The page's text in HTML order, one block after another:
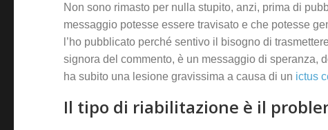
Non sono rimasto per nulla stupito, anzi, prima di
messaggio potesse essere travisato e che potesse
l’ho pubblicato perché sentivo il bisogno di
signora del commento, è un messaggio di speranza,
ha subito una lesione gravissima a causa di un ictus
Il tipo di riabilitazione è il